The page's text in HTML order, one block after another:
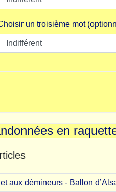
un troisième mot
en
aux démineurs - Ballon